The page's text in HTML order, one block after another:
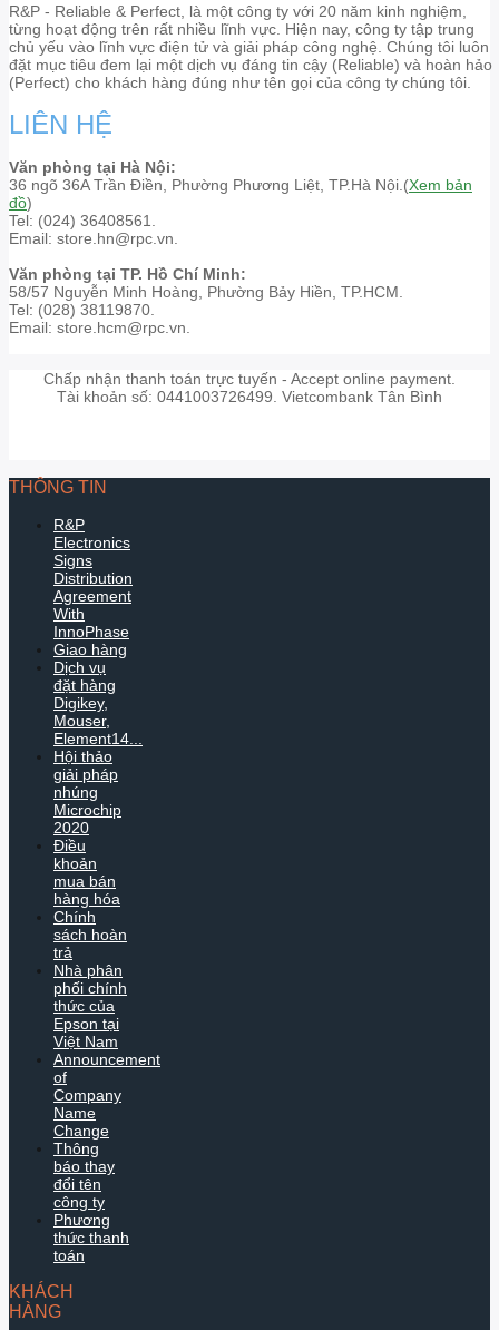
R&P - Reliable & Perfect, là một công ty với 20 năm kinh nghiệm,
từng hoạt động trên rất nhiều lĩnh vực. Hiện nay, công ty tập trung
chủ yếu vào lĩnh vực điện tử và giải pháp công nghệ. Chúng tôi luôn
đặt mục tiêu đem lại một dịch vụ đáng tin cậy (Reliable) và hoàn hảo
(Perfect) cho khách hàng đúng như tên gọi của công ty chúng tôi.
LIÊN HỆ
Văn phòng tại Hà Nội:
36 ngõ 36A Trần Điền, Phường Phương Liệt, TP.Hà Nội.(Xem bản
đồ)
Tel: (024) 36408561.
Email: store.hn@rpc.vn.
Văn phòng tại TP. Hồ Chí Minh:
58/57 Nguyễn Minh Hoàng, Phường Bảy Hiền, TP.HCM.
Tel: (028) 38119870.
Email: store.hcm@rpc.vn.
Chấp nhận thanh toán trực tuyến - Accept online payment.
Tài khoản số: 0441003726499. Vietcombank Tân Bình
THÔNG TIN
R&P
Electronics
Signs
Distribution
Agreement
With
InnoPhase
Giao hàng
Dịch vụ
đặt hàng
Digikey,
Mouser,
Element14...
Hội thảo
giải pháp
nhúng
Microchip
2020
Điều
khoản
mua bán
hàng hóa
Chính
sách hoàn
trả
Nhà phân
phối chính
thức của
Epson tại
Việt Nam
Announcement
of
Company
Name
Change
Thông
báo thay
đổi tên
công ty
Phương
thức thanh
toán
KHÁCH
HÀNG